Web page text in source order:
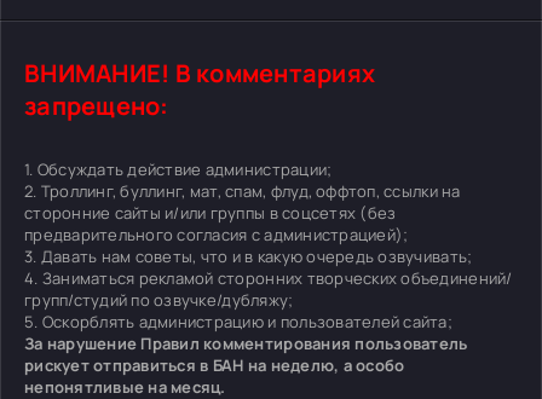
ВНИМАНИЕ! В комментариях
запрещено:
1. Обсуждать действие администрации;
2. Троллинг, буллинг, мат, спам, флуд, оффтоп, ссылки на
сторонние сайты и/или группы в соцсетях (без
предварительного согласия с администрацией);
3. Давать нам советы, что и в какую очередь озвучивать;
4. Заниматься рекламой сторонних творческих объединений/
групп/студий по озвучке/дубляжу;
5. Оскорблять администрацию и пользователей сайта;
За нарушение Правил комментирования пользователь
рискует отправиться в БАН на неделю, а особо
непонятливые на месяц.